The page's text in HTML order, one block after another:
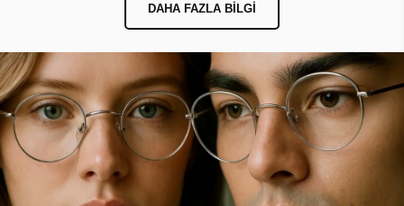
DAHA FAZLA BILGI